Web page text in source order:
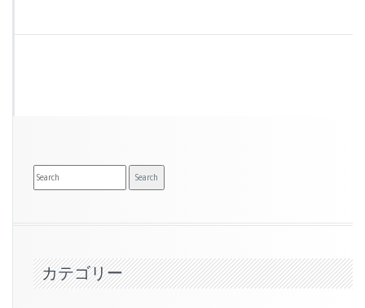
カテゴリー